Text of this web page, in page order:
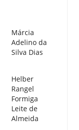
Márcia
Adelino da
Silva Dias
Helber
Rangel
Formiga
Leite de
Almeida